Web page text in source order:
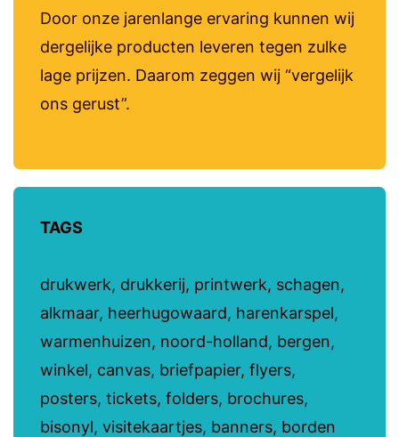
Door onze jarenlange ervaring kunnen wij
dergelijke producten leveren tegen zulke
lage prijzen. Daarom zeggen wij “vergelijk
ons gerust”.
TAGS
drukwerk, drukkerij, printwerk, schagen,
alkmaar, heerhugowaard, harenkarspel,
warmenhuizen, noord-holland, bergen,
winkel, canvas, briefpapier, flyers,
posters, tickets, folders, brochures,
bisonyl, visitekaartjes, banners, borden